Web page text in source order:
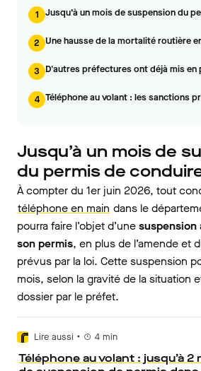
1 Jusqu’à un mois de suspension du
2 Une hausse de la mortalité routière
3 D'autres préfectures ont déjà mis en
4 Téléphone au volant : les sanctions
Jusqu’à un mois de
du permis de
À compter du 1er juin 2026, tout
téléphone en main dans le
pourra faire l’objet d’unesuspension
son permis, en plus de l’amende et
prévus par la loi. Cette suspension
mois, selon la gravité de la situation
dossier par le préfet.
Lire aussi • 4 min
Téléphone au volant : jusqu’à 2